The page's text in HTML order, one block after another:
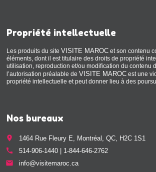
Propriété intellectuelle
Les produits du siteVISITE MAROC et son contenu
éléments, dont il est titulaire des droits de propriété
utilisation, reproduction et/ou modification du contenu
l’autorisation préalable deVISITE MAROC est une
propriété intellectuelle et peut donner lieu à des
Nos bureaux
place 1464 Rue Fleury E, Montréal, QC, H2C 1S1
call 514-906-1440 | 1-844-646-2762
email info@visitemaroc.ca